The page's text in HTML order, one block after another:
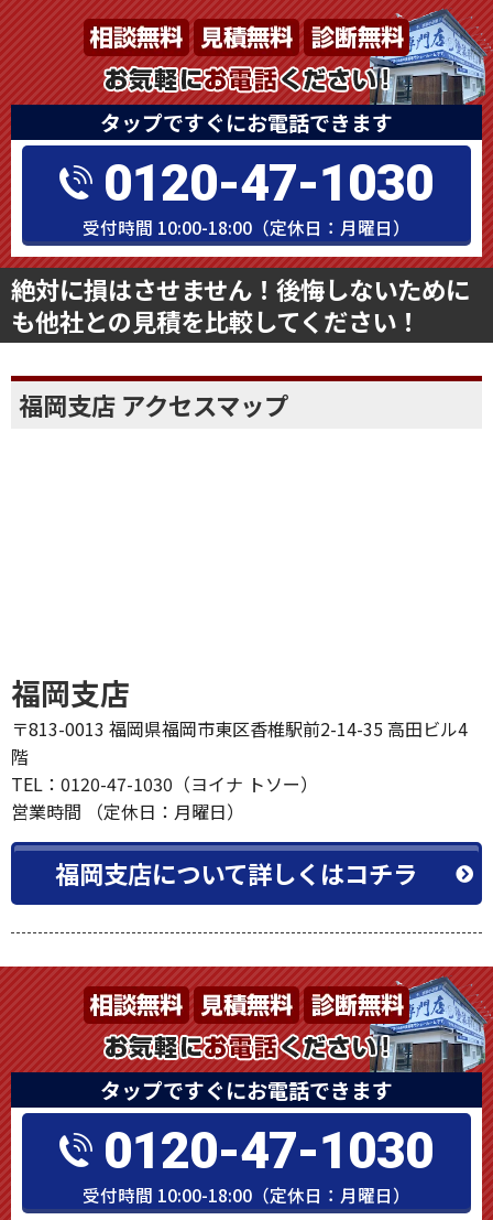
タップですぐにお電話できます
0120-47-1030
受付時間 10:00-18:00（定休日：月曜日）
絶対に損はさせません！後悔しないために
も他社との見積を比較してください！
福岡支店 アクセスマップ
福岡支店
〒813-0013 福岡県福岡市東区香椎駅前2-14-35 高田ビル4
階
TEL：0120-47-1030（ヨイナ トソー）
営業時間 （定休日：月曜日）
福岡支店について詳しくはコチラ
タップですぐにお電話できます
0120-47-1030
受付時間 10:00-18:00（定休日：月曜日）